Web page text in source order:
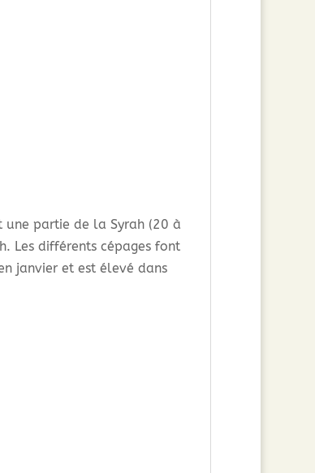
partie de la Syrah (20 à
Les différents cépages font
janvier et est élevé dans